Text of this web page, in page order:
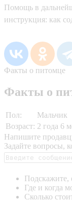
Помощь в
инструкция: как
Факты о питомце
Факты о
Пол:
Мальчик
Возраст: 2 года 6
Напишите
Задайте вопросы,
Подскажите,
Где и когда
Сколько